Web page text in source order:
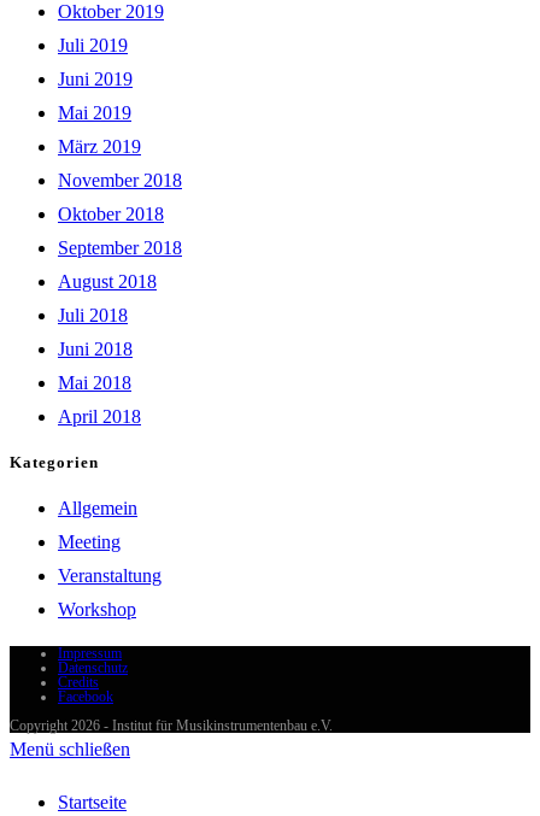
Oktober 2019
Juli 2019
Juni 2019
Mai 2019
März 2019
November 2018
Oktober 2018
September 2018
August 2018
Juli 2018
Juni 2018
Mai 2018
April 2018
Kategorien
Allgemein
Meeting
Veranstaltung
Workshop
Impressum
Datenschutz
Credits
Facebook
Copyright 2026 - Institut für Musikinstrumentenbau e.V.
Menü schließen
Startseite